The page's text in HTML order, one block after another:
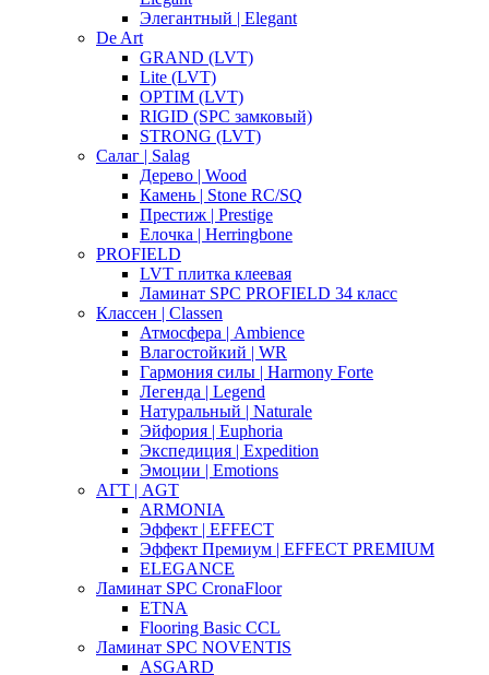
Элегантный | Elegant
De Art
GRAND (LVT)
Lite (LVT)
OPTIM (LVT)
RIGID (SPC замковый)
STRONG (LVT)
Салаг | Salag
Дерево | Wood
Камень | Stone RC/SQ
Престиж | Prestige
Елочка | Herringbone
PROFIELD
LVT плитка клеевая
Ламинат SPC PROFIELD 34 класс
Классен | Classen
Атмосфера | Ambience
Влагостойкий | WR
Гармония силы | Harmony Forte
Легенда | Legend
Натуральный | Naturale
Эйфория | Euphoria
Экспедиция | Expedition
Эмоции | Emotions
АГТ | AGT
ARMONIA
Эффект | EFFECT
Эффект Премиум | EFFECT PREMIUM
ELEGANCE
Ламинат SPC CronaFloor
ETNA
Flooring Basic CCL
Ламинат SPC NOVENTIS
ASGARD